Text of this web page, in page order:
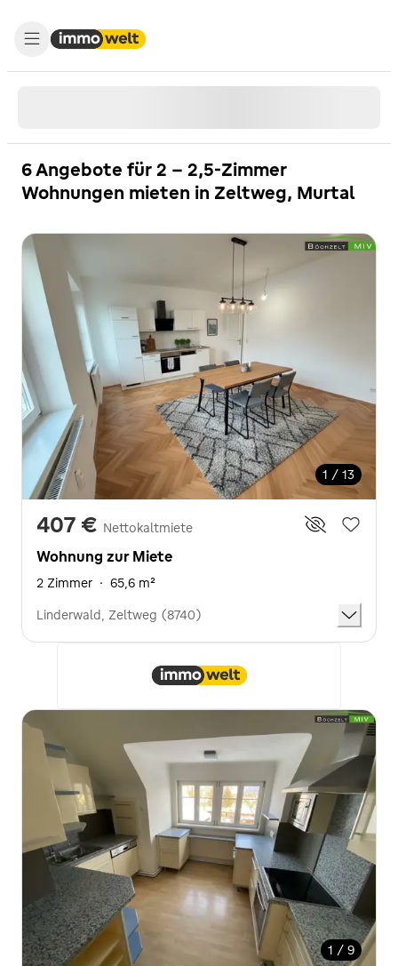
6 Angebote für 2 - 2,5-Zimmer
Wohnungen mieten in Zeltweg, Murtal
1 / 13
407 € Nettokaltmiete
Wohnung zur Miete
2 Zimmer · 65,6 m²
Linderwald, Zeltweg (8740)
1 / 9